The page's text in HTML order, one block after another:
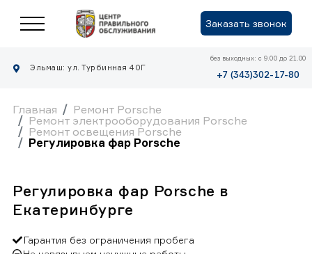
Заказать звонок
Эльмаш: ул. Турбинная 40Г
без выходных: с 9.00 до 21.00
+7 (343)302-17-80
Главная
Ремонт Porsche
Ремонт электрооборудования Porsche
Ремонт освещения Porsche
Регулировка фар Porsche
Регулировка фар Porsche в
Екатеринбурге
Гарантия без ограничения пробега